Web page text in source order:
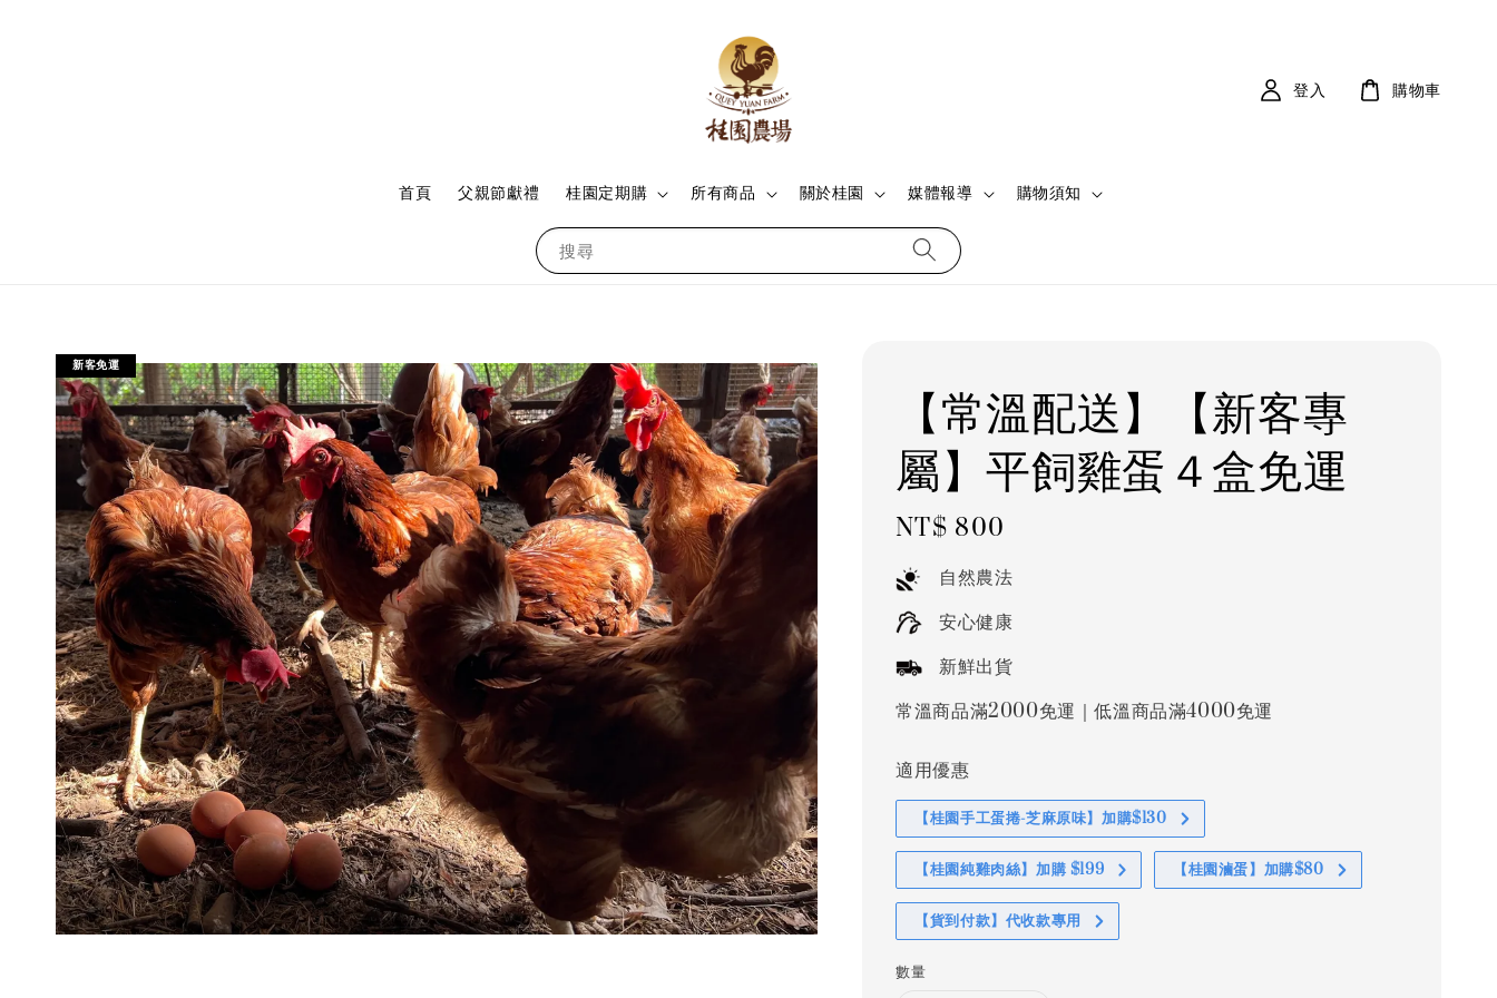
搜尋
首頁 父親節獻禮 桂園定期購 所有商品 關於桂園 媒體報導 購物須知
登入 購物車
新客免運
【常溫配送】【新客專
屬】平飼雞蛋４盒免運
Regular
price
NT$ 800
自然農法
安心健康
新鮮出貨
常溫商品滿2000免運｜低溫商品滿4000免運
適用優惠
【桂園手工蛋捲-芝麻原味】加購$130
【桂園純雞肉絲】加購 $199 【桂園滷蛋】加購$80
【貨到付款】代收款專用
數量